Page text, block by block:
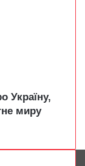
Україну,
миру